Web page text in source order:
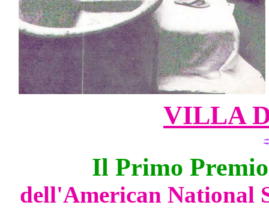
VILLA
Il Primo
dell'American National